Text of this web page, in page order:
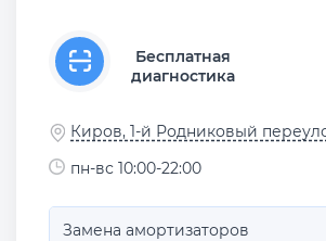
Бесплатная
диагностика
Киров, 1-й Родниковый
пн-вс 10:00-22:00
Замена амортизаторов